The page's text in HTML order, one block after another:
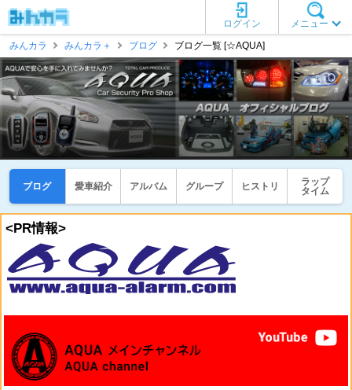
メニュー
ログイン
みんカラ
みんカラ＋ ブログ ブログ一覧 [☆AQUA]
ブログ 愛車紹介 アルバム グループ ヒストリ
ラップ
タイム
<PR情報>